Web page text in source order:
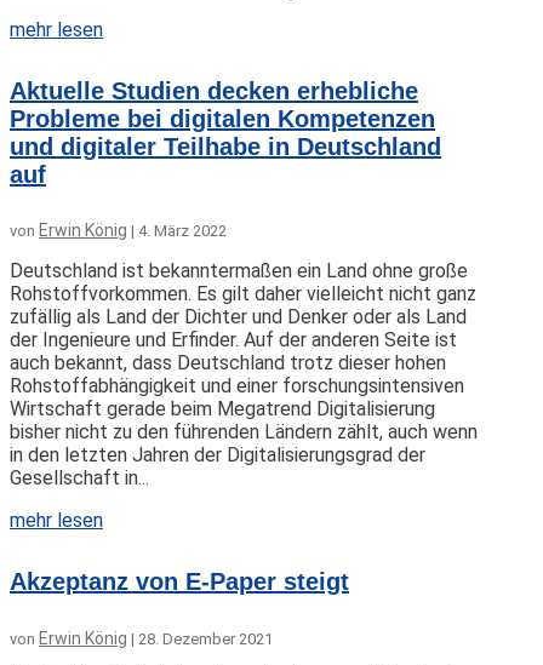
mehr lesen
Aktuelle Studien decken erhebliche
Probleme bei digitalen Kompetenzen
und digitaler Teilhabe in Deutschland
auf
von Erwin König | 4. März 2022
Deutschland ist bekanntermaßen ein Land ohne große
Rohstoffvorkommen. Es gilt daher vielleicht nicht ganz
zufällig als Land der Dichter und Denker oder als Land
der Ingenieure und Erfinder. Auf der anderen Seite ist
auch bekannt, dass Deutschland trotz dieser hohen
Rohstoffabhängigkeit und einer forschungsintensiven
Wirtschaft gerade beim Megatrend Digitalisierung
bisher nicht zu den führenden Ländern zählt, auch wenn
in den letzten Jahren der Digitalisierungsgrad der
Gesellschaft in...
mehr lesen
Akzeptanz von E-Paper steigt
von Erwin König | 28. Dezember 2021